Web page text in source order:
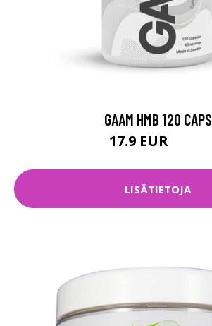
GAAM HMB 120 CAPS
17.9 EUR
LISÄTIETOJA